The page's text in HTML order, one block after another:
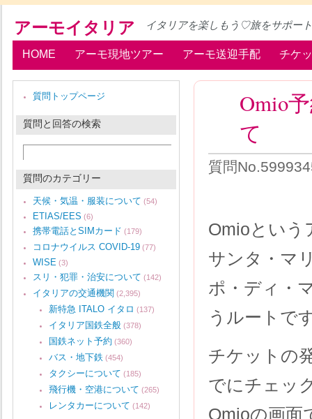
アーモイタリア イタリアを楽しもう♡旅をサポート
HOME アーモ現地ツアー アーモ送迎手配 チケ
Omio
て
質問
Omioという
サンタ・マ
ポ・ディ・
うルートで
チケットの
でにチェッ
Omioの画面
質問トップページ
質問と回答の検索
質問のカテゴリー
天候・気温・服装について (54)
ETIAS/EES (6)
携帯電話とSIMカード (179)
コロナウイルス COVID-19 (77)
WISE (3)
スリ・犯罪・治安について (142)
イタリアの交通機関 (2,395)
新特急 ITALO イタロ (137)
イタリア国鉄全般 (378)
国鉄ネット予約 (360)
バス・地下鉄 (454)
タクシーについて (185)
飛行機・空港について (265)
レンタカーについて (142)